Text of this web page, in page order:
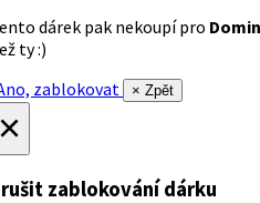
dárek pak nekoupí pro
ty :)
zablokovat
× Zpět
zablokování dárku